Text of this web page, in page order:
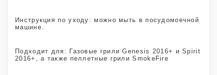
Инструкция по уходу: можно мыть в посудомоечной
машине.
Подходит для: Газовые грили Genesis 2016+ и Spirit
2016+, а также пеллетные грили SmokeFire